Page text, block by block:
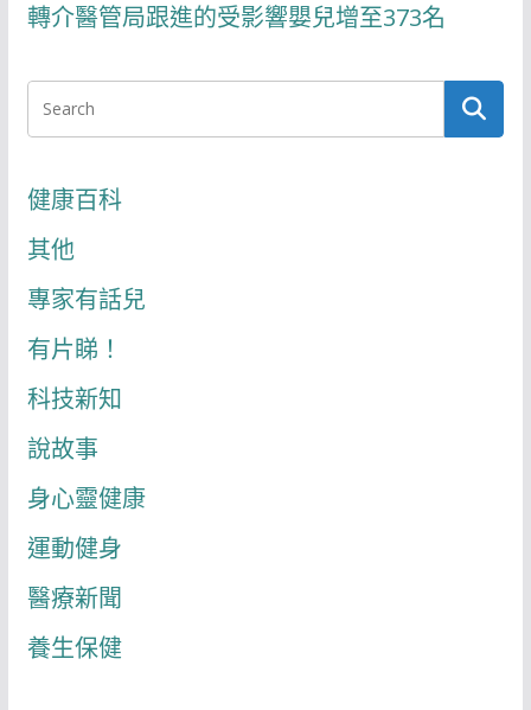
轉介醫管局跟進的受影響嬰兒增至373名
健康百科
其他
專家有話兒
有片睇！
科技新知
說故事
身心靈健康
運動健身
醫療新聞
養生保健